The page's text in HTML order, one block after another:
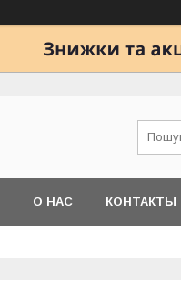
О НАС КОНТАКТЫ